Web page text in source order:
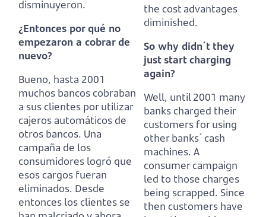
disminuyeron.
¿Entonces por qué no
empezaron a cobrar de
nuevo?
Bueno, hasta 2001
muchos bancos cobraban
a sus clientes por utilizar
cajeros automáticos de
otros bancos. Una
campaña de los
consumidores logró que
esos cargos fueran
eliminados. Desde
entonces los clientes se
the cost advantages
diminished.
So why didn´t they
just start charging
again?
Well, until 2001 many
banks charged their
customers for using
other banks´ cash
machines. A
consumer campaign
led to those charges
being scrapped. Since
then customers have